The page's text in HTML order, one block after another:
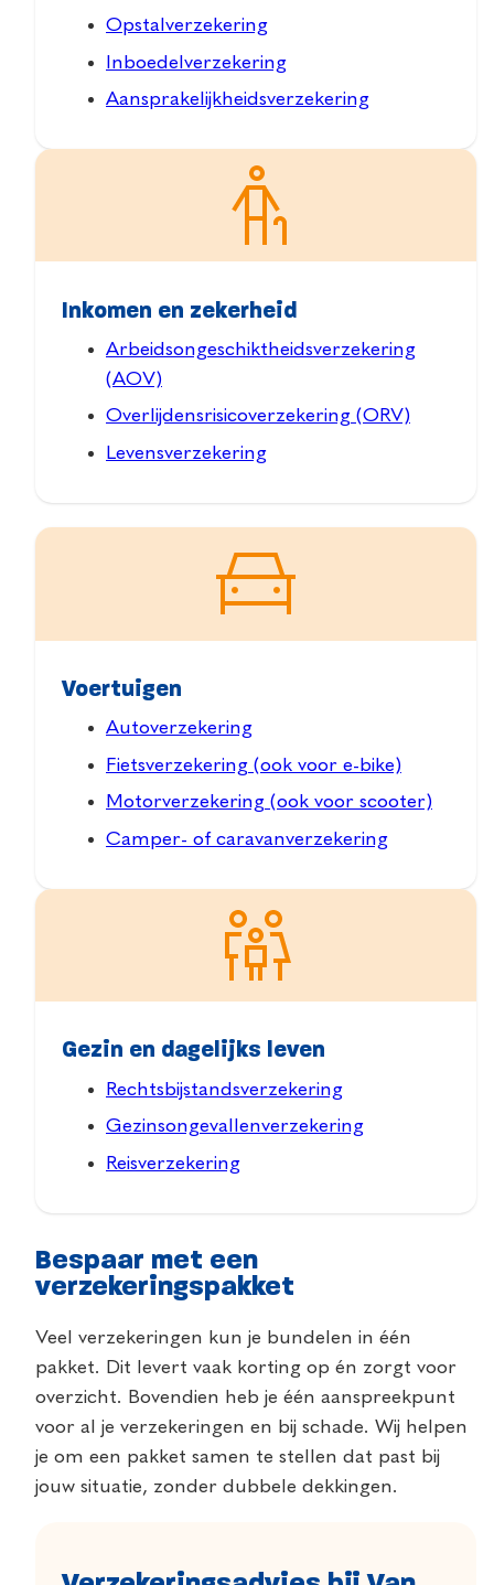
Opstalverzekering
Inboedelverzekering
Aansprakelijkheidsverzekering
Inkomen en zekerheid
Arbeidsongeschiktheidsverzekering
(AOV)
Overlijdensrisicoverzekering (ORV)
Levensverzekering
Voertuigen
Autoverzekering
Fietsverzekering (ook voor e-bike)
Motorverzekering (ook voor scooter)
Camper- of caravanverzekering
Gezin en dagelijks leven
Rechtsbijstandsverzekering
Gezinsongevallenverzekering
Reisverzekering
Bespaar met een
verzekeringspakket
Veel verzekeringen kun je bundelen in één
pakket. Dit levert vaak korting op én zorgt voor
overzicht. Bovendien heb je één aanspreekpunt
voor al je verzekeringen en bij schade. Wij helpen
je om een pakket samen te stellen dat past bij
jouw situatie, zonder dubbele dekkingen.